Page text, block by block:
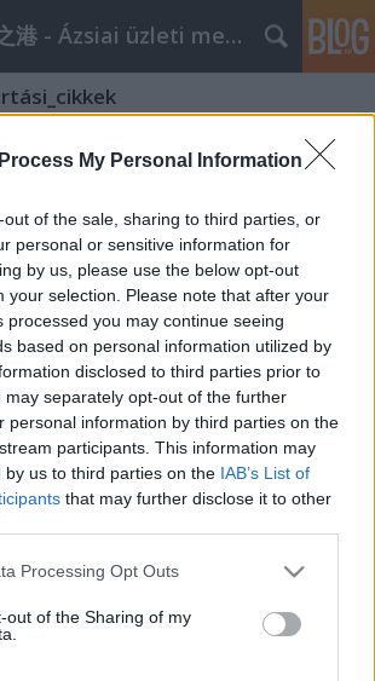
My Personal Information
out of the sale, sharing to third parties, or
personal or sensitive information for
by us, please use the below opt-out
your selection. Please note that after your
processed you may continue seeing
based on personal information utilized by
disclosed to third parties prior to
may separately opt-out of the further
personal information by third parties on the
participants. This information may
by us to third parties on the IAB’s List of
that may further disclose it to other
website/app uses one or more Google
visit or usage behaviour. You may click to
to Google and its third-party tags to
below specified purposes in below Google
Processing Opt Outs
out of the Sharing of my
azsiaport 亞洲之港 - Ázsiai üzleti megoldások
Houseware Fair, Home
háztartási kiállítására, a HKTDC
Vásárra 2011. április 20-23.
Wanchai belvárosában, A
és Kiállítási Központban
ben Hongkong teljes exportja 20% -al
Ezen belül a…
dollárral és kisállat
a